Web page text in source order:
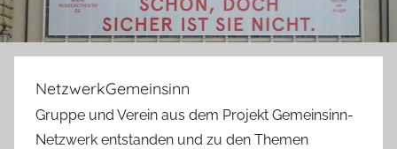
NetzwerkGemeinsinn
Gruppe und Verein aus dem Projekt Gemeinsinn-
Netzwerk entstanden und zu den Themen